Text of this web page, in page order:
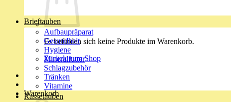
Es befinden sich keine Produkte im Warenkorb.
Zurück zum Shop
Warenkorb
Brieftauben
Aufbaupräparat
Gesundheit
Hygiene
Mineralfutter
Schlagzubehör
Tränken
Vitamine
Rassetauben